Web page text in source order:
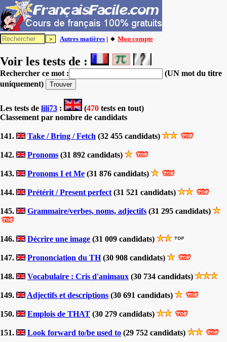
Autres matières | 🔸 Mon compte
Voir les tests de :
Rechercher ce mot :
(UN mot du titre
uniquement)
Les tests de lili73 : (470 tests en tout)
Classement par nombre de candidats
141. Take / Bring / Fetch (32 455 candidats)
142. Pronoms (31 892 candidats)
143. Pronoms I et Me (31 876 candidats)
144. Prétérit / Present perfect (31 521 candidats)
145. Grammaire/verbes, noms, adjectifs (31 295 candidats)
146. Décrire une image (31 009 candidats)
147. Prononciation du TH(30 908 candidats)
148. Vocabulaire : Cris d'animaux (30 734 candidats)
149. Adjectifs et descriptions (30 691 candidats)
150. Emplois de THAT (30 279 candidats)
151. Look forward to/be used to (29 752 candidats)